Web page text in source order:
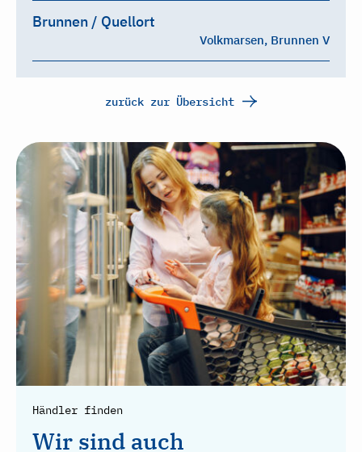
Brunnen / Quellort
Volkmarsen, Brunnen V
zurück zur Übersicht
Händler finden
Wir sind auch